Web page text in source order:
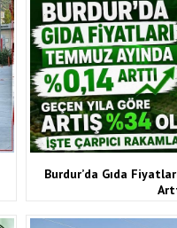
Burdur’da Gıda